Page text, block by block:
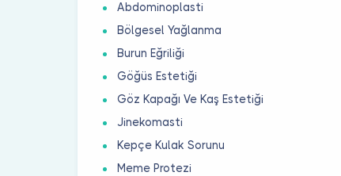
Abdominoplasti
Bölgesel Yağlanma
Burun Eğriliği
Göğüs Estetiği
Göz Kapağı Ve Kaş Estetiği
Jinekomasti
Kepçe Kulak Sorunu
Meme Protezi